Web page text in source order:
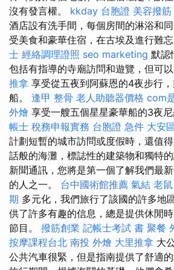
沒有發言權。 kkday 台胞證 美容撥筋
酒店設有洗手間，每個房間的淋浴和
受美食和豪華住宿，在古埃及進行難忘
士 經絡調理證照 seo marketing 默認
包括有指導的寺廟訪問和遊覽，但可
推拿 享受從五夜到阿蘇恩的4夜步行
船。 逢甲 整骨 老人助聽器價格 com
外燴 享受一艘五個星星豪華船的3夜
帳士 稅務申報實務 台胞證 急件 大安
計劃短暫的城市訪問或度假時，還值
話般的海灘，標誌性的建築物和獨特
新聞通訊，您將是第一個了解我們最
的人之一。 台中國術館推薦 氣結 老鼠
期 多元化，我們旅行了該國的許多地
供了許多有趣的信息，總是提供休閒
節目。 撥筋創業 記帳士考試 書 聚餐
按摩課程台北 南投 外燴 大里推拿 大
公共汽車很緊，但是指南提供了舒適